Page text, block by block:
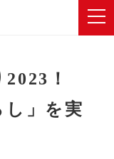
！
し」を実